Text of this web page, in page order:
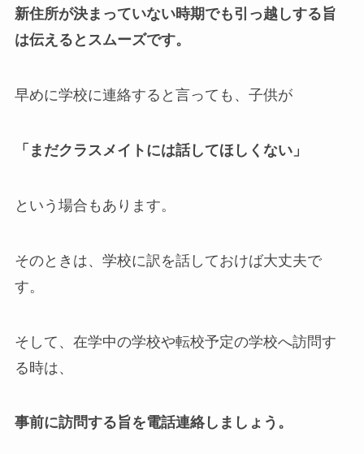
新住所が決まっていない時期でも引っ越しする旨
は伝えるとスムーズです。
早めに学校に連絡すると言っても、子供が
「まだクラスメイトには話してほしくない」
という場合もあります。
そのときは、学校に訳を話しておけば大丈夫で
す。
そして、在学中の学校や転校予定の学校へ訪問す
る時は、
事前に訪問する旨を電話連絡しましょう。